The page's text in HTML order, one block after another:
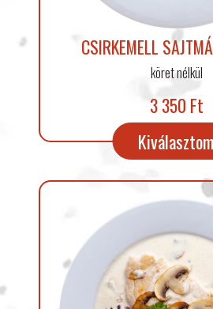
CSIRKEMELL
köret nélkül
3 350 Ft
Kiválasztom